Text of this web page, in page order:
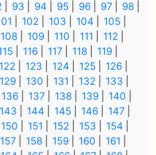
93 94 95 96 97
98
102 103 104
105
108 109 110 111
112
116 117 118
119
122 123 124 125
126
129 130 131 132
133
136 137 138 139
140
143 144 145 146
147
150 151 152 153
154
157 158 159 160
161